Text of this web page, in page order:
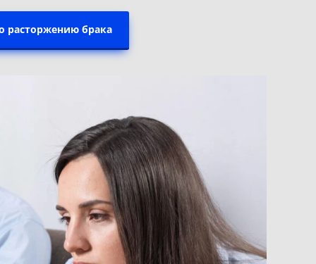
расторжению брака